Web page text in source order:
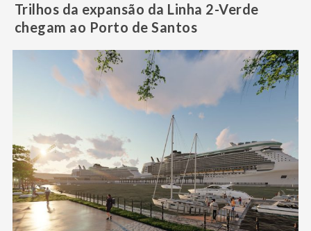
Trilhos da expansão da Linha 2-Verde
chegam ao Porto de Santos